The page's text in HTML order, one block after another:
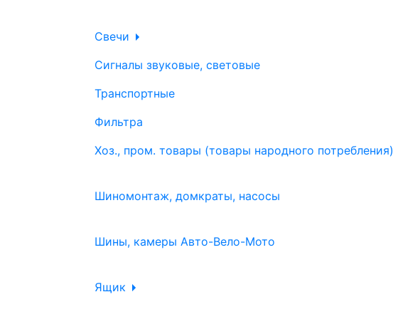
Свечи
Сигналы звуковые, световые
Транспортные
Фильтра
Хоз., пром. товары (товары народного потребления)
Шиномонтаж, домкраты, насосы
Шины, камеры Авто-Вело-Мото
Ящик